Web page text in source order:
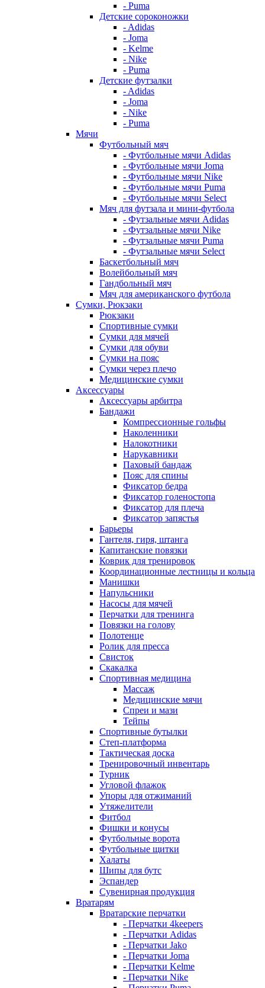
- Puma
Детские сороконожки
- Adidas
- Joma
- Kelme
- Nike
- Puma
Детские футзалки
- Adidas
- Joma
- Nike
- Puma
Мячи
Футбольный мяч
- Футбольные мячи Adidas
- Футбольные мячи Joma
- Футбольные мячи Nike
- Футбольные мячи Puma
- Футбольные мячи Select
Мяч для футзала и мини-футбола
- Футзальные мячи Adidas
- Футзальные мячи Nike
- Футзальные мячи Puma
- Футзальные мячи Select
Баскетбольный мяч
Волейбольный мяч
Гандбольный мяч
Мяч для американского футбола
Сумки, Рюкзаки
Рюкзаки
Спортивные сумки
Сумки для мячей
Сумки для обуви
Сумки на пояс
Сумки через плечо
Медицинские сумки
Аксессуары
Аксессуары арбитра
Бандажи
Компрессионные гольфы
Наколенники
Налокотники
Нарукавники
Паховый бандаж
Пояс для спины
Фиксатор бедра
Фиксатор голеностопа
Фиксатор для плеча
Фиксатор запястья
Барьеры
Гантеля, гиря, штанга
Капитанские повязки
Коврик для тренировок
Координационные лестницы и кольца
Манишки
Напульсники
Насосы для мячей
Перчатки для тренинга
Повязки на голову
Полотенце
Ролик для пресса
Свисток
Скакалка
Спортивная медицина
Массаж
Медицинские мячи
Спреи и мази
Тейпы
Спортивные бутылки
Степ-платформа
Тактическая доска
Тренировочный инвентарь
Турник
Угловой флажок
Упоры для отжиманий
Утяжелители
Фитбол
Фишки и конусы
Футбольные ворота
Футбольные щитки
Халаты
Шипы для бутс
Эспандер
Сувенирная продукция
Вратарям
Вратарские перчатки
- Перчатки 4keepers
- Перчатки Adidas
- Перчатки Jako
- Перчатки Joma
- Перчатки Kelme
- Перчатки Nike